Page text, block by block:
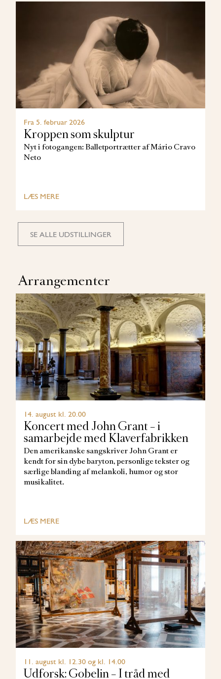
Fra 5. februar 2026
Kroppen som skulptur
Nyt i fotogangen: Balletportrætter af Mário Cravo
Neto
LÆS MERE
SE ALLE UDSTILLINGER
Arrangementer
14. august kl. 20.00
Koncert med John Grant – i
samarbejde med Klaverfabrikken
Den amerikanske sangskriver John Grant er
kendt for sin dybe baryton, personlige tekster og
særlige blanding af melankoli, humor og stor
musikalitet.
LÆS MERE
11. august kl. 12.30 og kl. 14.00
Udforsk: Gobelin – I tråd med